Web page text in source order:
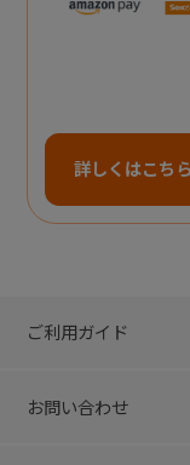
詳しくはこちら
ご利用ガイド
お問い合わせ